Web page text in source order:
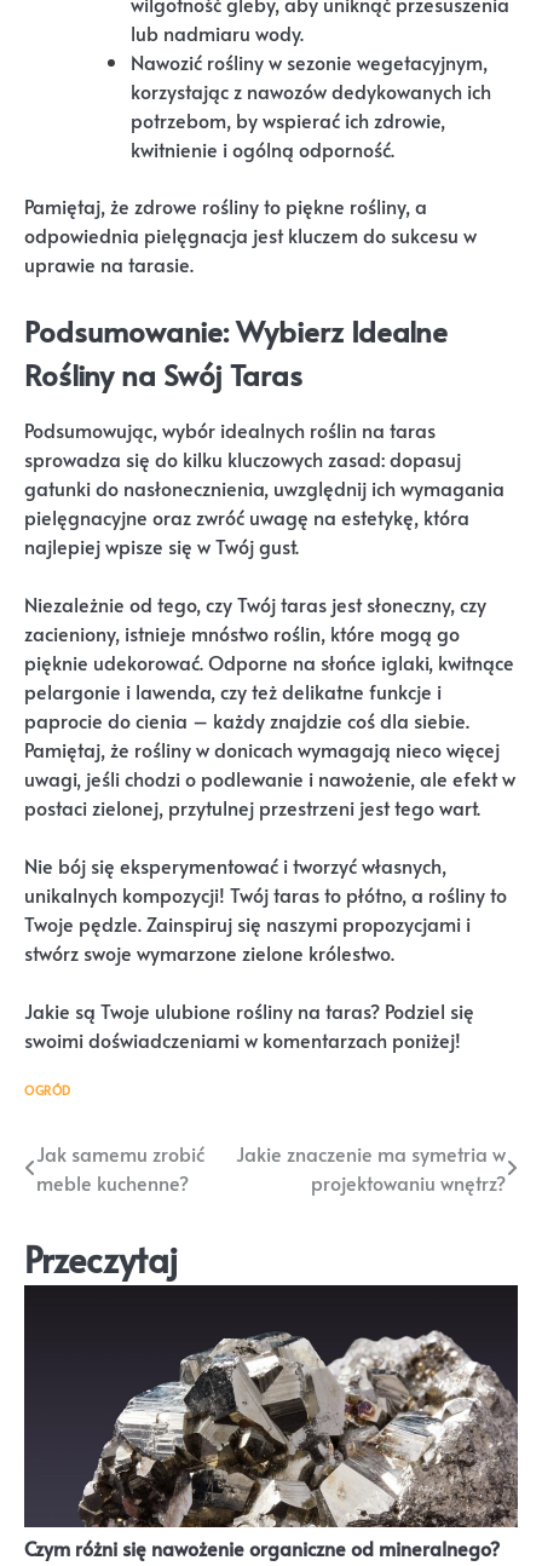
lub nadmiaru wody.
Nawozić rośliny w sezonie wegetacyjnym,
korzystając z nawozów dedykowanych ich
potrzebom, by wspierać ich zdrowie,
kwitnienie i ogólną odporność.
Pamiętaj, że zdrowe rośliny to piękne rośliny, a
odpowiednia pielęgnacja jest kluczem do sukcesu w
uprawie na tarasie.
Podsumowanie: Wybierz Idealne
Rośliny na Swój Taras
Podsumowując, wybór idealnych roślin na taras
sprowadza się do kilku kluczowych zasad: dopasuj
gatunki do nasłonecznienia, uwzględnij ich wymagania
pielęgnacyjne oraz zwróć uwagę na estetykę, która
najlepiej wpisze się w Twój gust.
Niezależnie od tego, czy Twój taras jest słoneczny, czy
zacieniony, istnieje mnóstwo roślin, które mogą go
pięknie udekorować. Odporne na słońce iglaki, kwitnące
pelargonie i lawenda, czy też delikatne funkcje i
paprocie do cienia – każdy znajdzie coś dla siebie.
Pamiętaj, że rośliny w donicach wymagają nieco więcej
uwagi, jeśli chodzi o podlewanie i nawożenie, ale efekt w
postaci zielonej, przytulnej przestrzeni jest tego wart.
Nie bój się eksperymentować i tworzyć własnych,
unikalnych kompozycji! Twój taras to płótno, a rośliny to
Twoje pędzle. Zainspiruj się naszymi propozycjami i
stwórz swoje wymarzone zielone królestwo.
Jakie są Twoje ulubione rośliny na taras? Podziel się
swoimi doświadczeniami w komentarzach poniżej!
OGRÓD
Nawigacja
wpisu
Jak samemu zrobić
meble kuchenne?
Jakie znaczenie ma symetria w
projektowaniu wnętrz?
Przeczytaj
Czym różni się nawożenie organiczne od mineralnego?